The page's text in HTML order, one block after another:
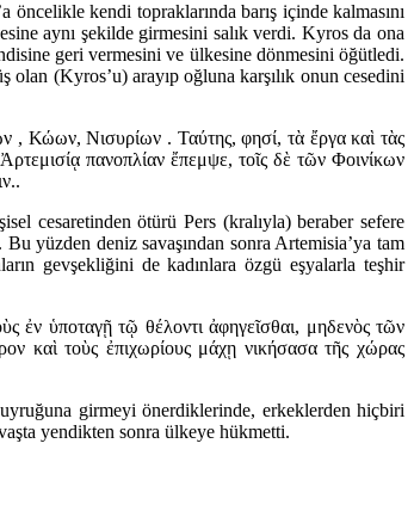
kendi topraklarında barış içinde kalmasını
aynı şekilde girmesini salık verdi. Kyros da ona
geri vermesini ve ülkesine dönmesini öğütledi.
(Kyros’u) arayıp oğluna karşılık onun cesedini
, Κώων, Νισυρίων . Ταύτης, φησί, τὰ ἔργα καὶ τὰς
πανοπλίαν ἔπεμψε, τοῖς δὲ τῶν Φοινίκων
cesaretinden ötürü Pers (kralıyla) beraber sefere
yüzden deniz savaşından sonra Artemisia’ya tam
gevşekliğini de kadınlara özgü eşyalarla teşhir
ἐν ὑποταγῇ τῷ θέλοντι ἀφηγεῖσθαι, μηδενὸς τῶν
καὶ τοὺς ἐπιχωρίους μάχῃ νικήσασα τῆς χώρας
girmeyi önerdiklerinde, erkeklerden hiçbiri
yendikten sonra ülkeye hükmetti.